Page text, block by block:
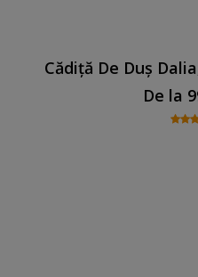
Cădiță De Duș
De la